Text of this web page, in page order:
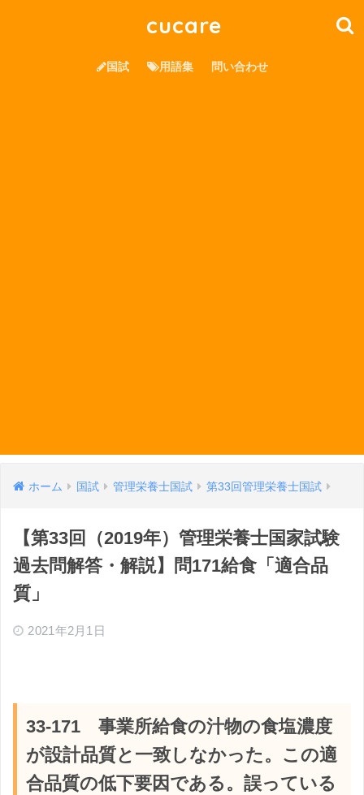
cucare
国試 用語集 問い合わせ
ホーム 国試 管理栄養士国試 第33回管理栄養士国試
【第33回（2019年）管理栄養士国家試験
過去問解答・解説】問171給食「適合品
質」
2021年2月1日
33-171 事業所給食の汁物の食塩濃度
が設計品質と一致しなかった。この適
合品質の低下要因である。誤っている